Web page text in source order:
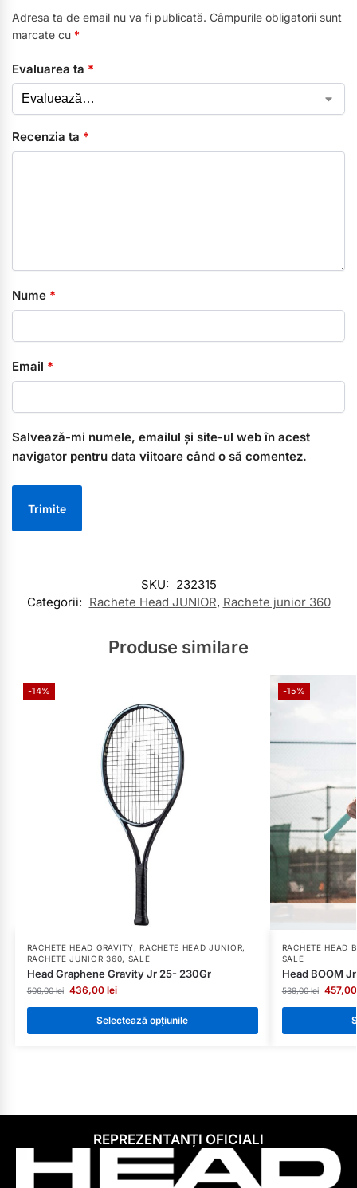
Adresa ta de email nu va fi publicată. Câmpurile obligatorii sunt
marcate cu *
Evaluarea ta *
Recenzia ta *
Nume *
Email *
Salvează-mi numele, emailul și site-ul web în acest
navigator pentru data viitoare când o să comentez.
SKU: 232315
Categorii: Rachete Head JUNIOR, Rachete junior 360
Produse similare
-14%
RACHETE HEAD GRAVITY ,RACHETE HEAD JUNIOR,
RACHETE JUNIOR 360, SALE
Head Graphene Gravity Jr 25- 230Gr
506,00lei 436,00 lei
Selectează opțiunile
-15%
RACHETE HEAD
SALE
Head BOOM
539,00lei
REPREZENTANȚI OFICIALI